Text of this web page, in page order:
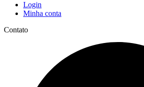
Login
Minha conta
Contato